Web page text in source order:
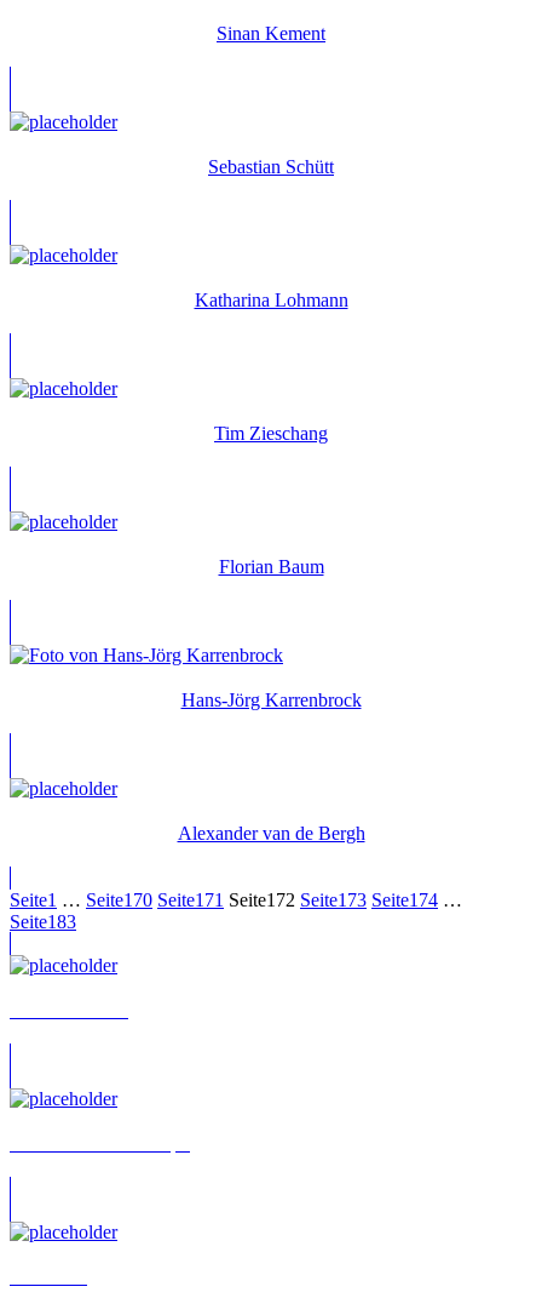
Sinan Kement
Sebastian Schütt
Katharina Lohmann
Tim Zieschang
Florian Baum
Hans-Jörg Karrenbrock
Alexander van de Bergh
Seite1 … Seite170 Seite171 Seite172 Seite173 Seite174 …
Seite183